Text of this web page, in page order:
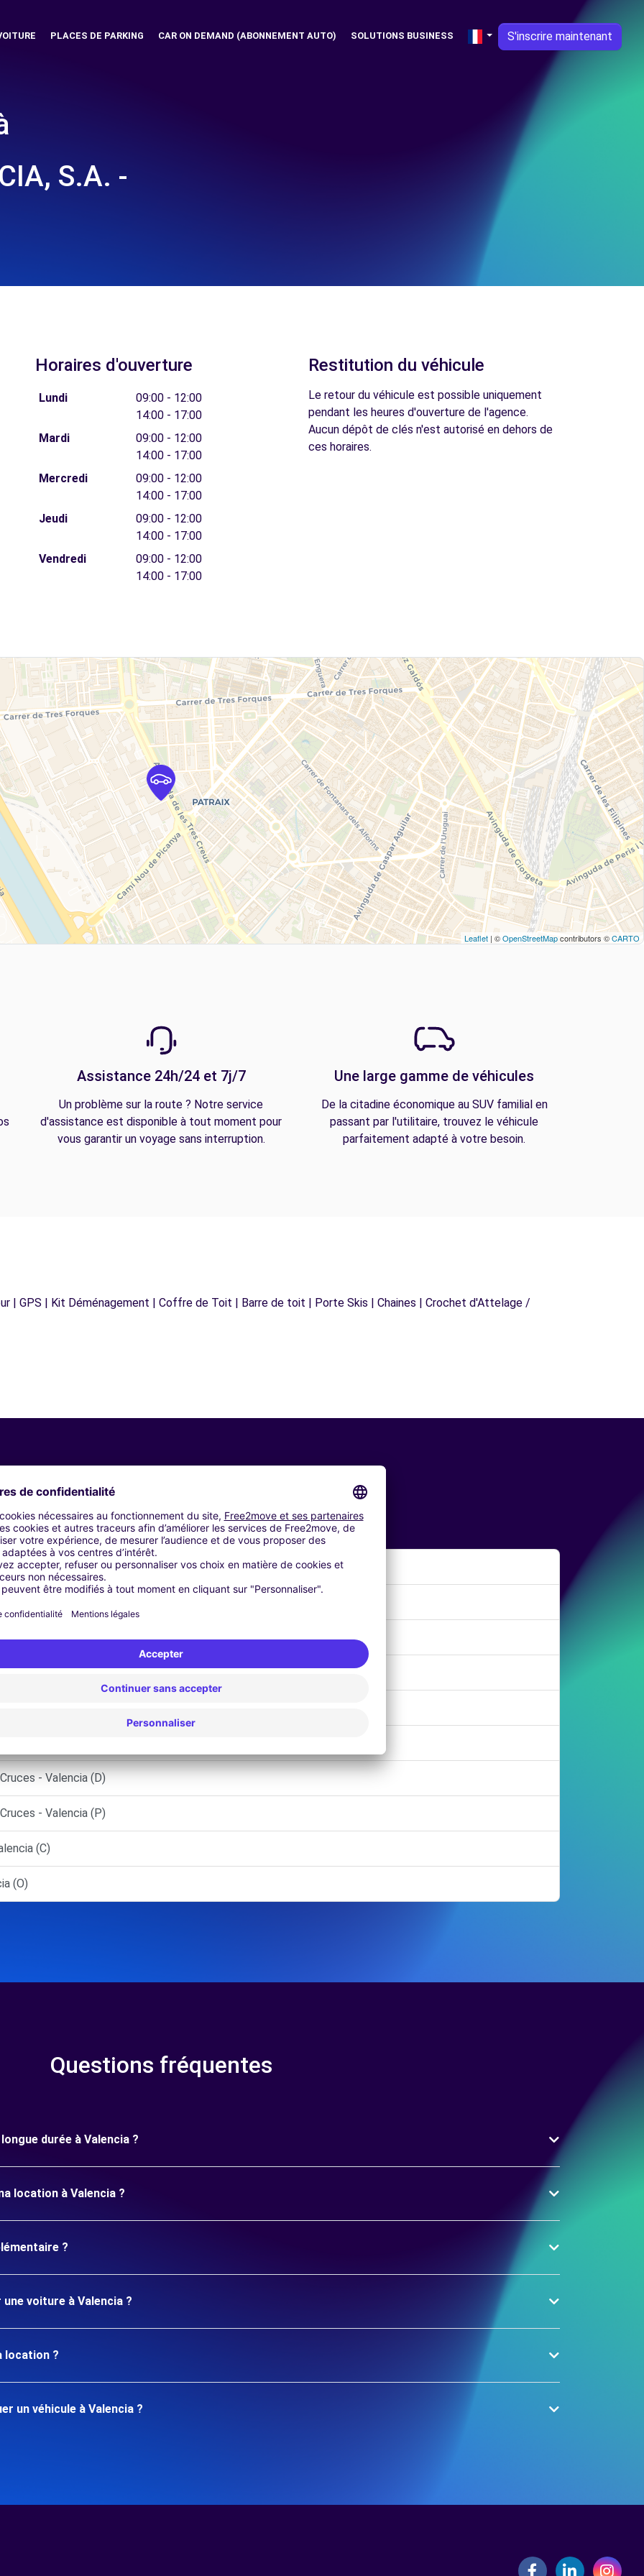
PLACES DE PARKING CAR ON DEMAND (ABONNEMENT AUTO) SOLUTIONS BUSINESS S'inscrire maintenant
S.A. -
Horaires d'ouverture
Lundi
09:00 - 12:00
14:00 - 17:00
Mardi
09:00 - 12:00
14:00 - 17:00
Mercredi
09:00 - 12:00
14:00 - 17:00
Jeudi
09:00 - 12:00
14:00 - 17:00
Vendredi
09:00 - 12:00
14:00 - 17:00
Restitution du véhicule
Le retour du véhicule est possible uniquement
pendant les heures d'ouverture de l'agence.
Aucun dépôt de clés n'est autorisé en dehors de
ces horaires.
Leaflet | ©OpenStreetMapcontributors ©CARTO
Assistance 24h/24 et 7j/7
Un problème sur la route ? Notre service
d'assistance est disponible à tout moment pour
vous garantir un voyage sans interruption.
Une large gamme de véhicules
De la citadine économique au SUV familial en
passant par l'utilitaire, trouvez le véhicule
parfaitement adapté à votre besoin.
| GPS | Kit Déménagement | Coffre de Toit | Barre de toit | Porte Skis | Chaines | Crochet d'Attelage /
Agences similaires
- Valencia (P)
- Valencia (D)
- Valencia (P)
(C)
(O)
Questions fréquentes
durée à Valencia ?
location à Valencia ?
?
voiture à Valencia ?
location ?
un véhicule à Valencia ?